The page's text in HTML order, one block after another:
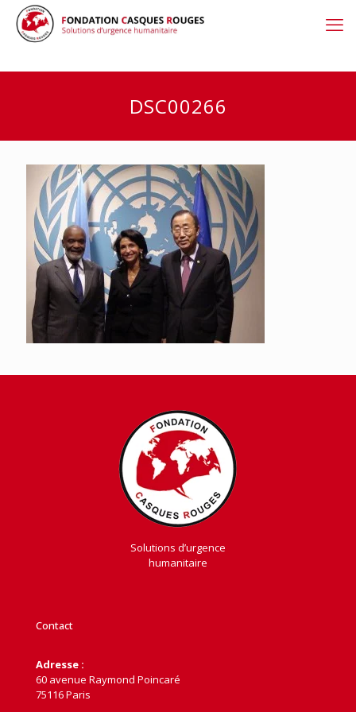
DSC00266
Solutions d’urgence
humanitaire
Contact
Adresse :
60 avenue Raymond Poincaré
75116 Paris